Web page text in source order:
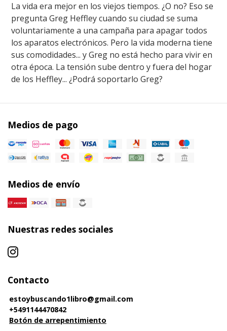
La vida era mejor en los viejos tiempos. ¿O no? Eso se
pregunta Greg Heffley cuando su ciudad se suma
voluntariamente a una campaña para apagar todos
los aparatos electrónicos. Pero la vida moderna tiene
sus comodidades... y Greg no está hecho para vivir en
otra época. La tensión sube dentro y fuera del hogar
de los Heffley... ¿Podrá soportarlo Greg?
Medios de pago
Medios de envío
Nuestras redes sociales
Contacto
estoybuscando1libro@gmail.com
+5491144470842
Botón de arrepentimiento